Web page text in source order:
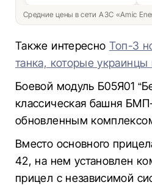
Средние цены в сети АЗС «Amic
Также интересно Топ-3
танка, которые украинцы
Боевой модуль Б05Я01
классическая башня
обновленным
Вместо основного
42, на нем установлен
прицел с независимой